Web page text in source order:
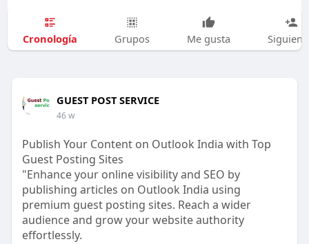
Cronología Grupos Me gusta
GUEST POST SERVICE
46 w
Publish Your Content on Outlook India with Top
Guest Posting Sites
"Enhance your online visibility and SEO by
publishing articles on Outlook India using
premium guest posting sites. Reach a wider
audience and grow your website authority
effortlessly.